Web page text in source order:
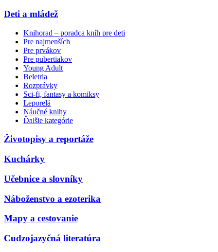
Deti a mládež
Knihorad – poradca kníh pre deti
Pre najmenších
Pre prvákov
Pre pubertiakov
Young Adult
Beletria
Rozprávky
Sci-fi, fantasy a komiksy
Leporelá
Náučné knihy
Ďalšie kategórie
Životopisy a reportáže
Kuchárky
Učebnice a slovníky
Náboženstvo a ezoterika
Mapy a cestovanie
Cudzojazyčná literatúra